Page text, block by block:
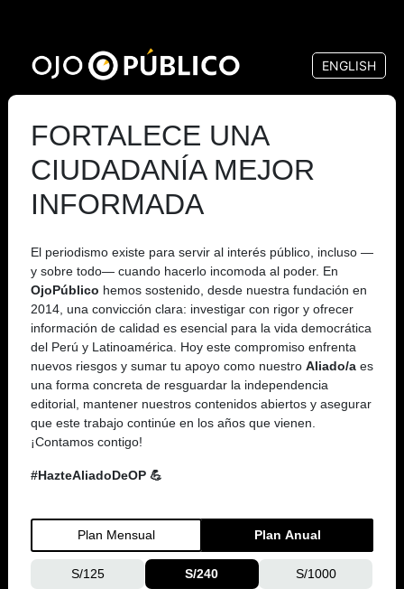
contenido
principal
ENGLISH
FORTALECE UNA
CIUDADANÍA MEJOR
INFORMADA
El periodismo existe para servir al interés público, incluso —
y sobre todo— cuando hacerlo incomoda al poder. En
OjoPúblico hemos sostenido, desde nuestra fundación en
2014, una convicción clara: investigar con rigor y ofrecer
información de calidad es esencial para la vida democrática
del Perú y Latinoamérica. Hoy este compromiso enfrenta
nuevos riesgos y sumar tu apoyo como nuestro Aliado/a es
una forma concreta de resguardar la independencia
editorial, mantener nuestros contenidos abiertos y asegurar
que este trabajo continúe en los años que vienen.
¡Contamos contigo!
#HazteAliadoDeOP 💪
Plan Mensual Plan Anual
S/125 S/240 S/1000